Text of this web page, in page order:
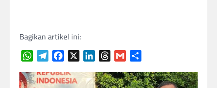
Bagikan artikel ini:
WhatsAppTelegramFacebook LinkedInThreads
Gmail